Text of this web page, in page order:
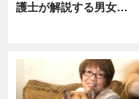
護士が解説する男女…